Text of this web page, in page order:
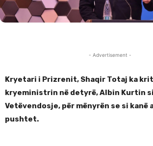
- Advertisement -
Kryetari i Prizrenit, Shaqir Totaj ka
kryeministrin në detyrë, Albin Kurtin
Vetëvendosje, për mënyrën se si kanë
pushtet.